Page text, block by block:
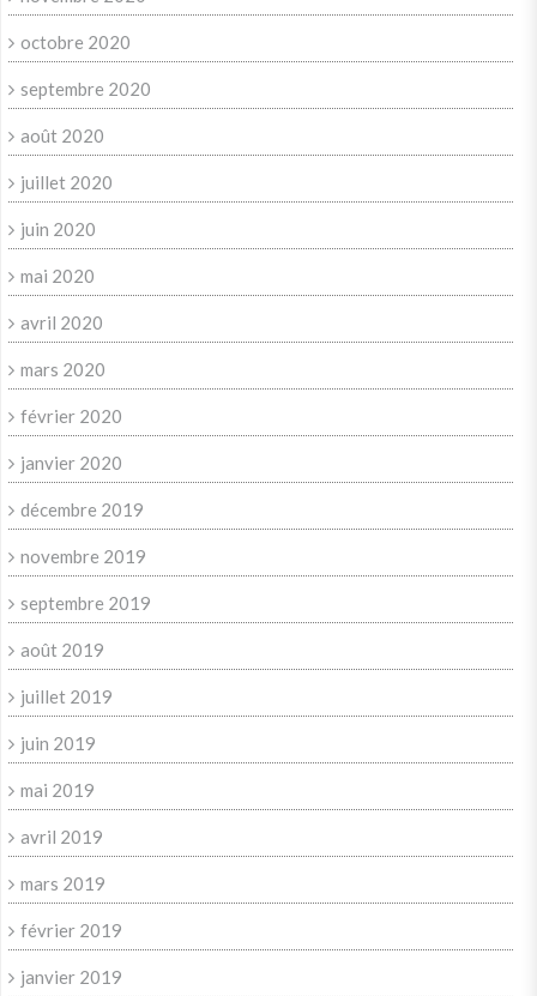
octobre 2020
septembre 2020
août 2020
juillet 2020
juin 2020
mai 2020
avril 2020
mars 2020
février 2020
janvier 2020
décembre 2019
novembre 2019
septembre 2019
août 2019
juillet 2019
juin 2019
mai 2019
avril 2019
mars 2019
février 2019
janvier 2019